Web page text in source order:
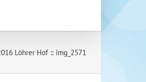
Löhrer Hof img_2571